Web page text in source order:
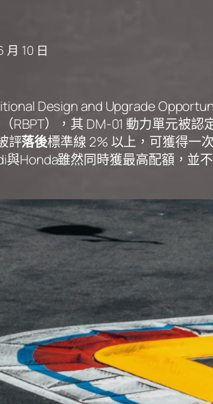
月 10 日
Design and Upgrade
RBPT），其 DM-01 動力單元被認
評落後標準線 2% 以上，可獲得一
Honda雖然同時獲最高配額，並